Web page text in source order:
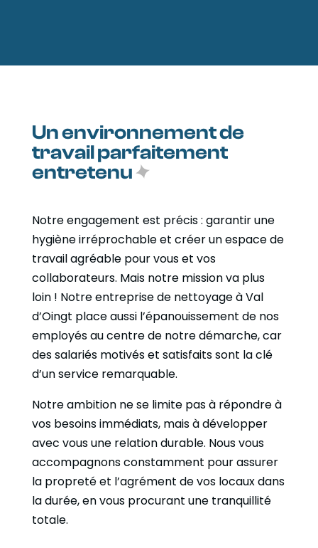
Un environnement de
travail parfaitement
entretenu
Notre engagement est précis : garantir une
hygiène irréprochable et créer un espace de
travail agréable pour vous et vos
collaborateurs. Mais notre mission va plus
loin ! Notre entreprise de nettoyage à Val
d’Oingt place aussi l’épanouissement de nos
employés au centre de notre démarche, car
des salariés motivés et satisfaits sont la clé
d’un service remarquable.
Notre ambition ne se limite pas à répondre à
vos besoins immédiats, mais à développer
avec vous une relation durable. Nous vous
accompagnons constamment pour assurer
la propreté et l’agrément de vos locaux dans
la durée, en vous procurant une tranquillité
totale.